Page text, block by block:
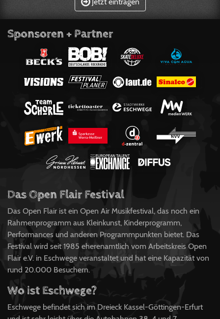
Sponsoren + Partner
Das Open Flair Festival
Das Open Flair ist ein Open Air Musikfestival, das noch ein
Rahmenprogramm aus Kleinkunst, Kinderprogramm,
Performances und anderen Programmpunkten bietet. Das
Festival wird seit 1985 eherenamtlich vom Arbeitskreis Open
Flair e.V. in Eschwege veranstaltet und hat eine Kapazität von
rund 20.000 Besuchern.
Wo ist Eschwege?
Eschwege befindet sich im Dreieck Kassel-Göttingen-Erfurt